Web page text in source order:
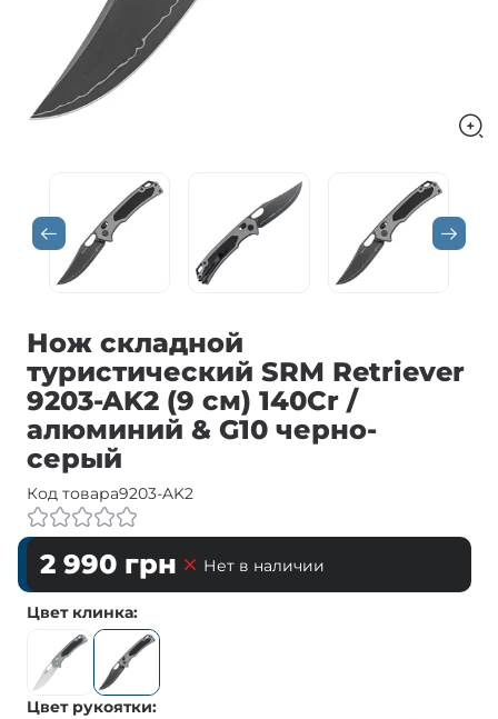
Нож складной
туристический SRM Retriever
9203-AK2 (9 см) 140Cr /
алюминий & G10 черно-
серый
Код товара9203-AK2
2 990 грн Нет в наличии
Цвет клинка
Цвет рукоятки